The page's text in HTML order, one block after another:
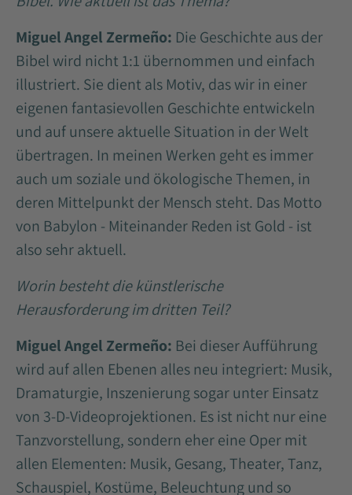
Miguel Angel Zermeño: Die Geschichte aus der
Bibel wird nicht 1:1 übernommen und einfach
illustriert. Sie dient als Motiv, das wir in einer
eigenen fantasievollen Geschichte entwickeln
und auf unsere aktuelle Situation in der Welt
übertragen. In meinen Werken geht es immer
auch um soziale und ökologische Themen, in
deren Mittelpunkt der Mensch steht. Das Motto
von Babylon - Miteinander Reden ist Gold - ist
also sehr aktuell.
Worin besteht die künstlerische
Herausforderung im dritten Teil?
Miguel Angel Zermeño: Bei dieser Aufführung
wird auf allen Ebenen alles neu integriert: Musik,
Dramaturgie, Inszenierung sogar unter Einsatz
von 3-D-Videoprojektionen. Es ist nicht nur eine
Tanzvorstellung, sondern eher eine Oper mit
allen Elementen: Musik, Gesang, Theater, Tanz,
Schauspiel, Kostüme, Beleuchtung und so